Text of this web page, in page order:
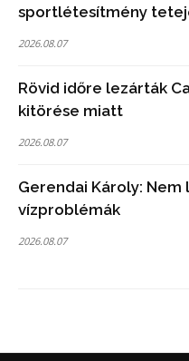
sportlétesítmény
2026.08.07
Rövid időre lezárták
kitörése miatt
2026.08.07
Gerendai Károly: Nem
vízproblémák
2026.08.07